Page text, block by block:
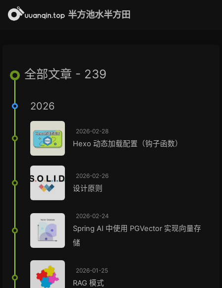
半方池水半方田
全部文章 - 239
2026
2026-02-28
Hexo 动态加载配置（钩子函数）
2026-02-26
设计原则
2026-02-24
Spring AI 中使用 PGVector 实现向量存
储
2026-01-25
RAG 模式